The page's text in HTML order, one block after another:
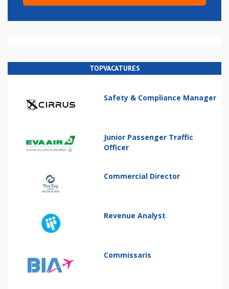
TOPVACATURES
Safety & Compliance Manager
Junior Passenger Traffic
Officer
Commercial Director
Revenue Analyst
Commissaris